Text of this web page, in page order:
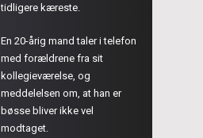
tidligere kæreste.
En 20-årig mand taler i telefon
med forældrene fra sit
kollegieværelse, og
meddelelsen om, at han er
bøsse bliver ikke vel
modtaget.